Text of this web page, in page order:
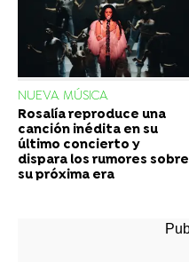
NUEVA MÚSICA
Rosalía reproduce una
canción inédita en su
último concierto y
dispara los rumores sobre
su próxima era